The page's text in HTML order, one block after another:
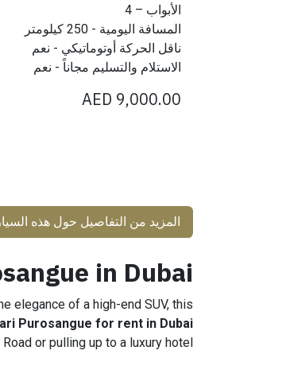
الأبواب – 4
المسافة اليومية - 250 كيلومتر
ناقل الحركة أوتوماتيكي - نعم
الاستلام والتسليم مجاناً - نعم
9,000.00
المزيد من التفاصيل حول هذه
in Dubai
elegance of a high-end SUV, this
Purosangue for rent in Dubai
or pulling up to a luxury hotel.